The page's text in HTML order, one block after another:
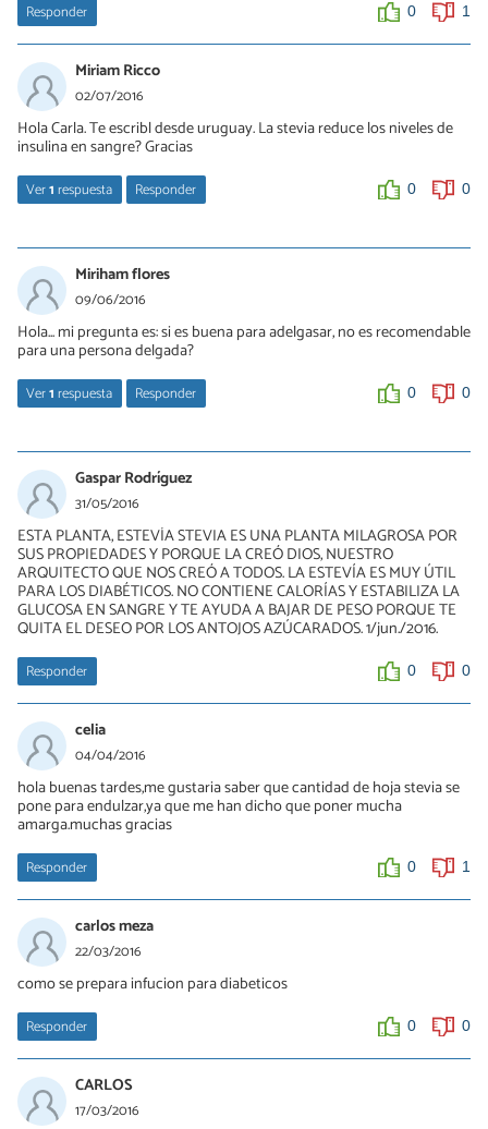
Responder 0 1
Miriam Ricco
02/07/2016
Hola Carla. Te escribl desde uruguay. La stevia reduce los niveles de
insulina en sangre? Gracias
Ver1respuesta Responder 0 0
04/07/2016
Hola Miriam, ante todo gracias por leernos. Si por algo es buena la
Stevia es por ser una maravillosa alternativa del azúcar. Piensa
que es 100% natural, no tiene calorías y, además, es capaz de
luchar contra la diabetes, ya que reduce los niveles de azúcar en
la producción de insulina en sangre. De nuevo, esperamos haber
satisfecho tus dudas. Hasta pronto.
0 0
Miriham flores
09/06/2016
Hola... mi pregunta es: si es buena para adelgasar, no es recomendable
para una persona delgada?
Ver1respuesta Responder 0 0
09/06/2016
Hola Miriham, ante todo gracias por leernos. Sí, la stevia es un
buen producto que puede ayudar a adelgazar, pero está
recomendada para todo el mundo, porque es muy saludable y
contribuye al bienestar del organismo. Piensa que ningún
producto por si solo conseguirá que bajes de peso, sino que
existen productos que dada su composición, no te hacen ganar
kilos y, por ello, se recomienda incorporarlos en una dieta sana y
equilibrada. Invitamos a todo el mundo a tomar este dulce y sano
Gaspar Rodríguez
31/05/2016
ESTA PLANTA, ESTEVÍA STEVIA ES UNA PLANTA MILAGROSA POR
SUS PROPIEDADES Y PORQUE LA CREÓ DIOS, NUESTRO
ARQUITECTO QUE NOS CREÓ A TODOS. LA ESTEVÍA ES MUY ÚTIL
PARA LOS DIABÉTICOS. NO CONTIENE CALORÍAS Y ESTABILIZA LA
GLUCOSA EN SANGRE Y TE AYUDA A BAJAR DE PESO PORQUE TE
QUITA EL DESEO POR LOS ANTOJOS AZÚCARADOS. 1/jun./2016.
Responder 0 0
celia
04/04/2016
hola buenas tardes,me gustaria saber que cantidad de hoja stevia se
pone para endulzar,ya que me han dicho que poner mucha
amarga.muchas gracias
Responder 0 1
carlos meza
22/03/2016
como se prepara infucion para diabeticos
Responder 0 0
CARLOS
17/03/2016